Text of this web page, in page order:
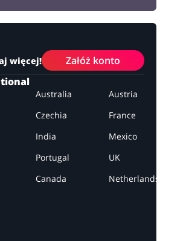
więcej! Załóż konto
Australia
Austria
Czechia
France
India
Mexico
Portugal
UK
Canada Netherlands